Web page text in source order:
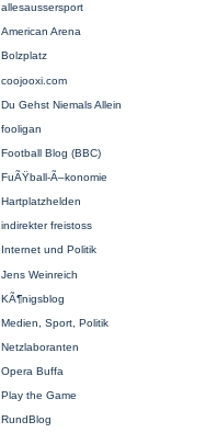
allesaussersport
American Arena
Bolzplatz
coojooxi.com
Du Gehst Niemals Allein
fooligan
Football Blog (BBC)
FuÃŸball-Ã–konomie
Hartplatzhelden
indirekter freistoss
Internet und Politik
Jens Weinreich
KÃ¶nigsblog
Medien, Sport, Politik
Netzlaboranten
Opera Buffa
Play the Game
RundBlog